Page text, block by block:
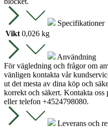
Specifikationer
Vikt 0,026 kg
Användning
För vägledning och frågor om
vänligen kontakta vår
ut det mesta av dina köp och
korrekt och säkert. Kontakta oss
eller telefon +4524798080.
Leverans och